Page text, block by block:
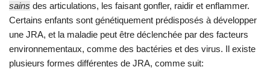
sains des articulations, les faisant gonfler, raidir et enflammer.
Certains enfants sont génétiquement prédisposés à développer
une JRA, et la maladie peut être déclenchée par des facteurs
environnementaux, comme des bactéries et des virus. Il existe
plusieurs formes différentes de JRA, comme suit: